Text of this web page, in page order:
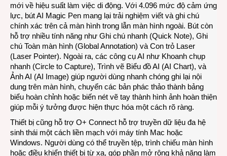
mới về hiệu suất làm việc di động. Với 4.096 mức độ cảm ứng
lực, bút AI Magic Pen mang lại trải nghiệm viết và ghi chú
chính xác trên cả màn hình trong lẫn màn hình ngoài. Bút còn
hỗ trợ nhiều tính năng như Ghi chú nhanh (Quick Note), Ghi
chú Toàn màn hình (Global Annotation) và Con trỏ Laser
(Laser Pointer). Ngoài ra, các công cụ AI như Khoanh chụp
nhanh (Circle to Capture), Trình vẽ Biểu đồ AI (AI Chart), và
Ảnh AI (AI Image) giúp người dùng nhanh chóng ghi lại nội
dung trên màn hình, chuyển các bản phác thảo thành bảng
biểu hoàn chỉnh hoặc biến nét vẽ tay thành hình ảnh hoàn thiện
giúp mỗi ý tưởng được hiện thực hóa một cách rõ ràng.
Thiết bị cũng hỗ trợ O+ Connect hỗ trợ truyền dữ liệu đa hệ
sinh thái một cách liền mạch với máy tính Mac hoặc
Windows. Người dùng có thể truyền tệp, trình chiếu màn hình
hoặc điều khiển thiết bị từ xa, góp phần mở rộng khả năng làm